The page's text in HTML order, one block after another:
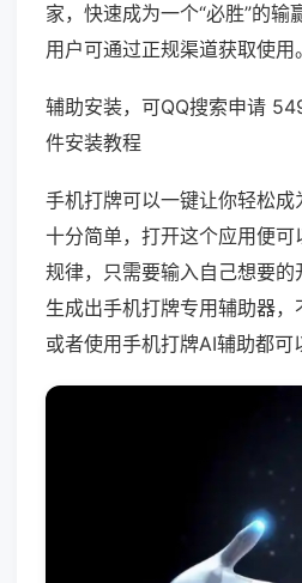
家，快速成为一个“必胜”的输
用户可通过正规渠道获取使用。
辅助安装，可QQ搜索申请
件安装教程
手机打牌可以一键让你轻松成
十分简单，打开这个应用便
规律，只需要输入自己想要
生成出手机打牌专用辅助器
或者使用手机打牌AI辅助都可